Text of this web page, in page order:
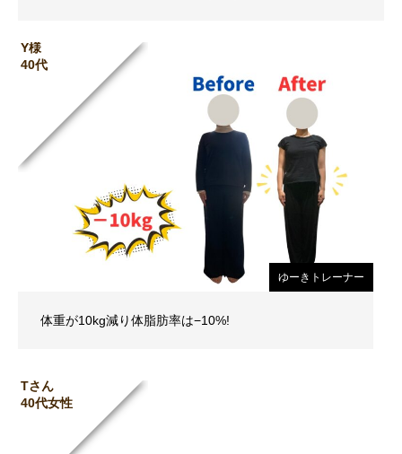
Y様
40代
ゆーきトレーナー
体重が10kg減り体脂肪率は−10%!
Tさん
40代女性